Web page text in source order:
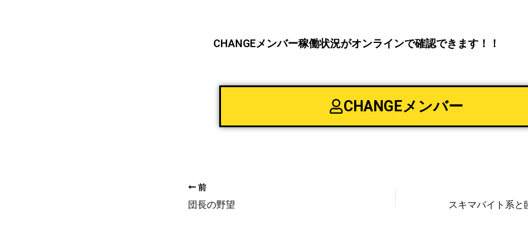
CHANGEメンバー稼働状況がオンラインで確認できます！！
CHANGEメンバー
前
団長の野望